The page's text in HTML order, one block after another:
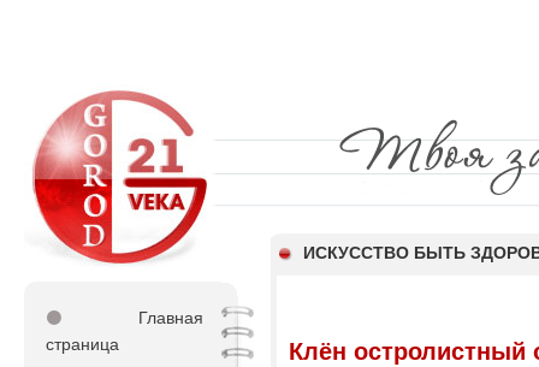
ИСКУССТВО БЫТЬ
⚫
Главная
страница
Клён остролистный